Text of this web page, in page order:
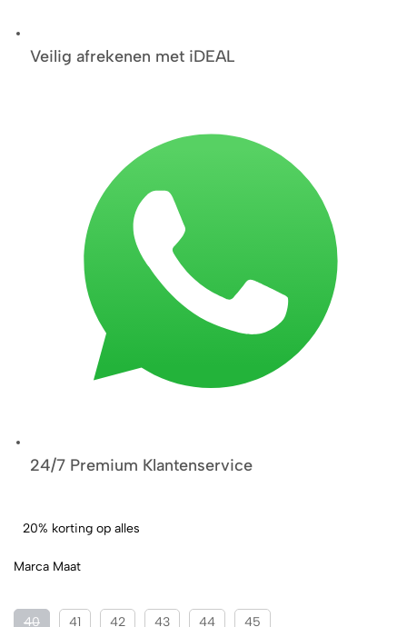
Veilig afrekenen met iDEAL
24/7 Premium Klantenservice
20% korting op alles
Marca Maat
40 41 42 43 44 45